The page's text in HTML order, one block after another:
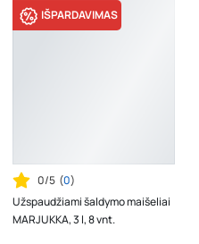
IŠPARDAVIMAS
0/5 (0)
Užspaudžiami šaldymo maišeliai
MARJUKKA, 3 l, 8 vnt.